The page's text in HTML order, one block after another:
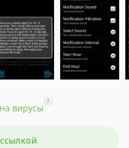
вирусы
?